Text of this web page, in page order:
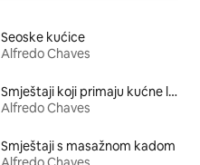
Seoske kućice
Alfredo Chaves
Smještaji koji primaju kućne ljubimce
Alfredo Chaves
Smještaji s masažnom kadom